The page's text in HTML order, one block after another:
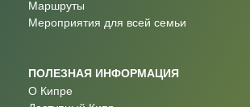
Маршруты
Мероприятия для всей семьи
ПОЛЕЗНАЯ ИНФОРМАЦИЯ
О Кипре